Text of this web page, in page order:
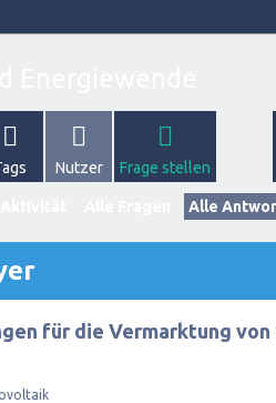
Nutzer Frage stellen
Alle
für die Vermarktung von